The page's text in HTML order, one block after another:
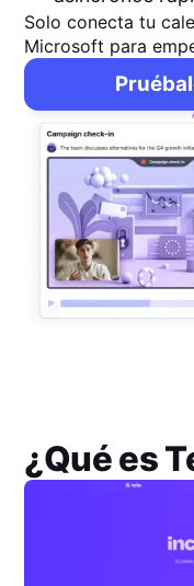
Solo conecta tu
Microsoft para
¿Qué es